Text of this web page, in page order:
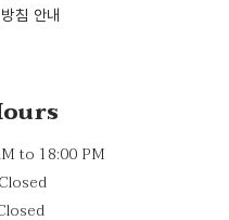
침 안내
to 18:00 PM